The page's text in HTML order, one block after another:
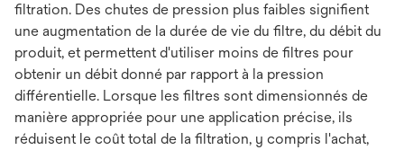
filtration. Des chutes de pression plus faibles signifient
une augmentation de la durée de vie du filtre, du débit du
produit, et permettent d'utiliser moins de filtres pour
obtenir un débit donné par rapport à la pression
différentielle. Lorsque les filtres sont dimensionnés de
manière appropriée pour une application précise, ils
réduisent le coût total de la filtration, y compris l'achat,